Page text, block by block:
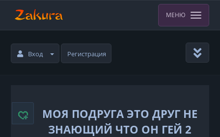
МЕНЮ
Вход Регистрация
МОЯ ПОДРУГА ЭТО ДРУГ НЕ
ЗНАЮЩИЙ ЧТО ОН ГЕЙ 2